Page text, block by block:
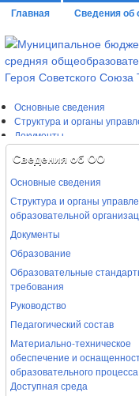
Главная Сведения об
Основные сведения
Структура и органы
Документы
Отчет о результатах
Документ о порядке
Предписания
Муниципальное задание
Анкета руководителя
Образование
Руководство
Сведения о педагогах
Сведения об ОО
Основные сведения
Структура и органы
образовательной
Документы
Образование
Образовательные
требования
Руководство
Педагогический состав
Материально-техническое
обеспечение и
образовательного процесса.
Доступная среда